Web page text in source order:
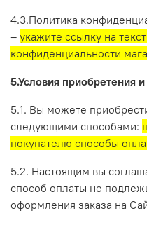
4.3.Политика
– укажите ссылку на
конфиденциальности
5.Условия приобретения
5.1. Вы можете
следующими способами:
покупателю способы
5.2. Настоящим вы
способ оплаты не
оформления заказа на